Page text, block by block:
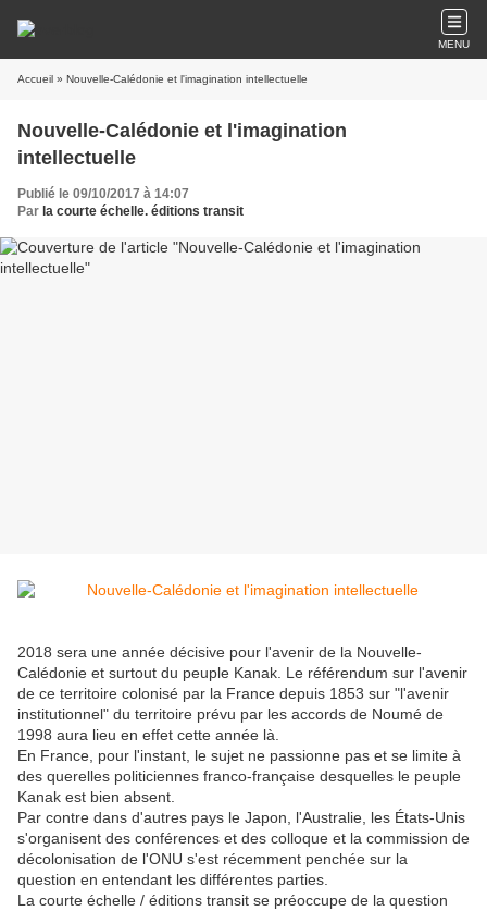
MENU
Accueil » Nouvelle-Calédonie et l'imagination intellectuelle
Nouvelle-Calédonie et l'imagination
intellectuelle
Publié le 09/10/2017 à 14:07
Par la courte échelle. éditions transit
2018 sera une année décisive pour l'avenir de la Nouvelle-
Calédonie et surtout du peuple Kanak. Le référendum sur l'avenir
de ce territoire colonisé par la France depuis 1853 sur "l'avenir
institutionnel" du territoire prévu par les accords de Noumé de
1998 aura lieu en effet cette année là.
En France, pour l'instant, le sujet ne passionne pas et se limite à
des querelles politiciennes franco-française desquelles le peuple
Kanak est bien absent.
Par contre dans d'autres pays le Japon, l'Australie, les États-Unis
s'organisent des conférences et des colloque et la commission de
décolonisation de l'ONU s'est récemment penchée sur la
question en entendant les différentes parties.
La courte échelle / éditions transit se préoccupe de la question